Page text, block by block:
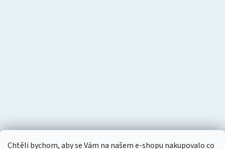
Chtěli bychom, aby se Vám na našem e-shopu nakupovalo co